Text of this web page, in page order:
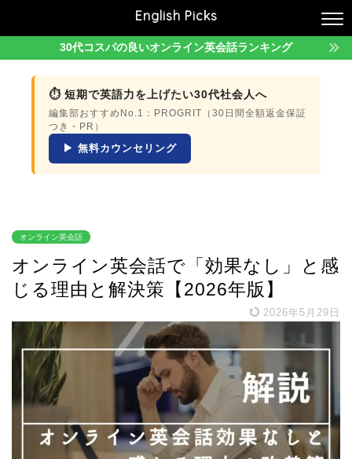
English Picks
30代コスパの良いオンライン英会話ランキング
⏱ 短期で英語力を上げたい30代社会人へ
編集部おすすめNo.1：PROGRIT（30日間全額返金保証
つき・PR）
▶ 無料カウンセリング
オンライン英会話
オンライン英会話で「効果なし」と感
じる理由と解決策【2026年版】
2026年5月29日